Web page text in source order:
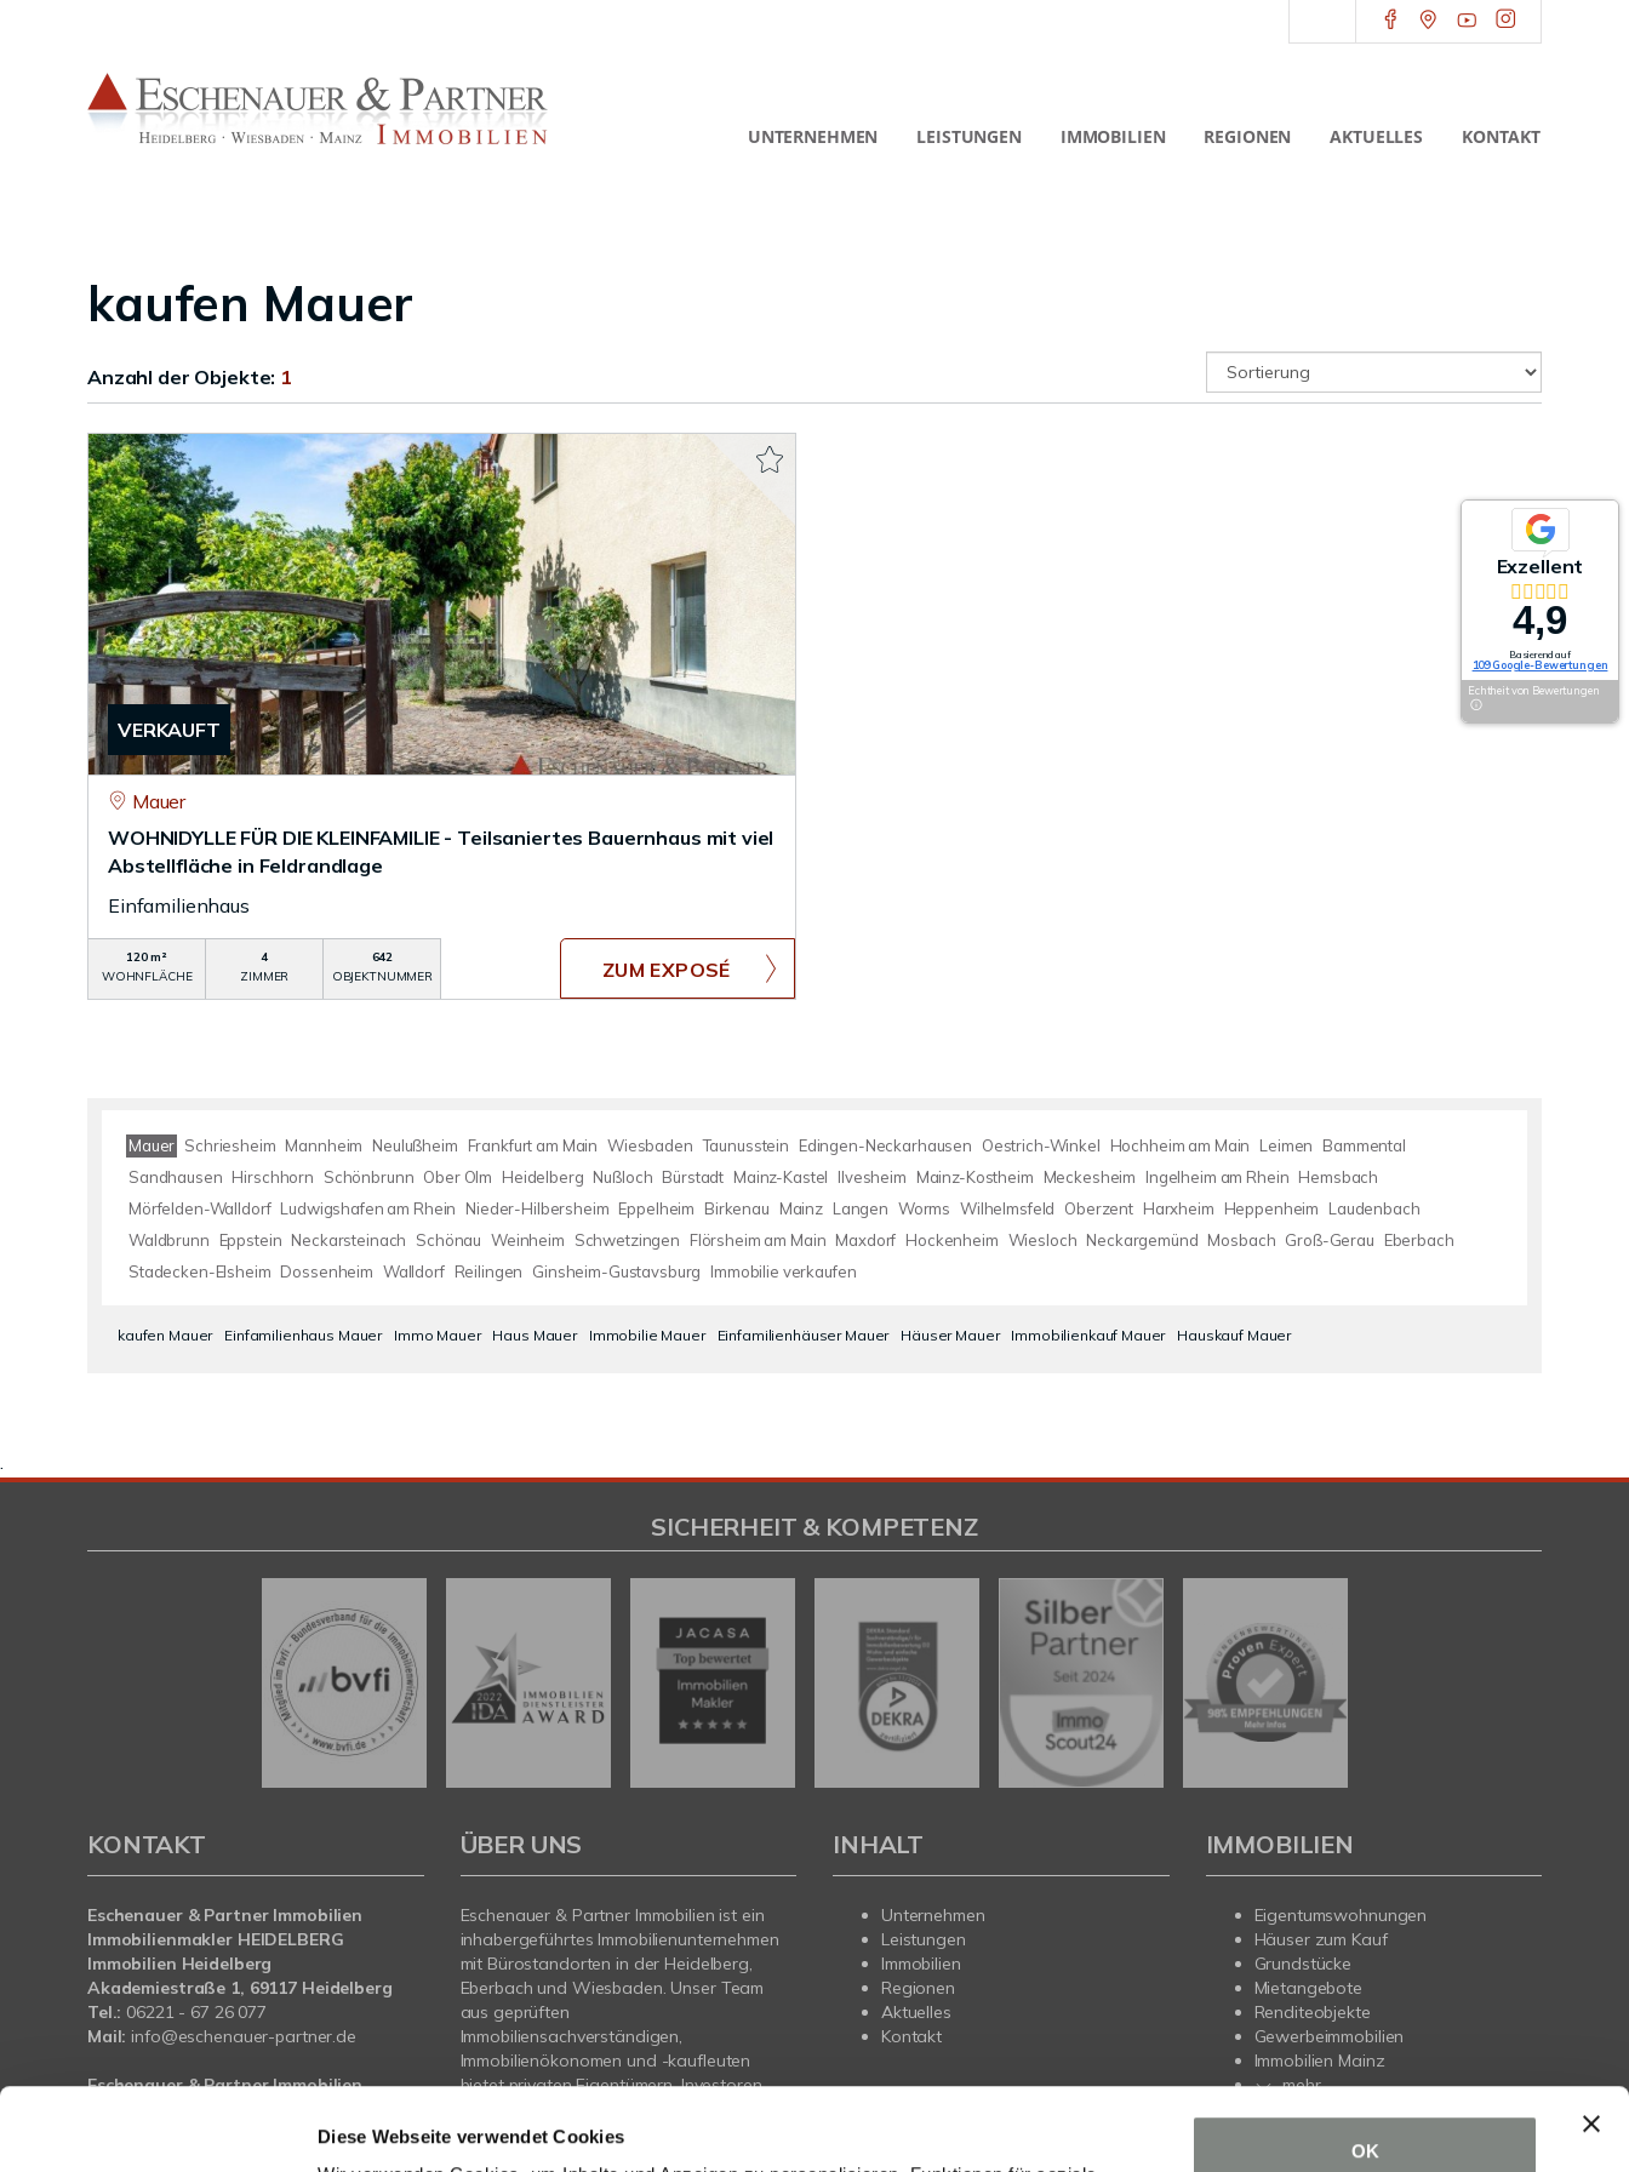
Diese Webseite verwendet Cookies
OK
UNTERNEHMEN LEISTUNGEN IMMOBILIEN REGIONEN AKTUELLES KONTAKT
kaufen Mauer
Anzahl der Objekte: 1
VERKAUFT
Mauer
WOHNIDYLLE FÜR DIE KLEINFAMILIE - Teilsaniertes Bauernhaus mit viel
Abstellfläche in Feldrandlage
Einfamilienhaus
120 m²
WOHNFLÄCHE
4
ZIMMER
642
OBJEKTNUMMER
ZUM EXPOSÉ
Mauer Schriesheim Mannheim Neulußheim Frankfurt am Main Wiesbaden Taunusstein Edingen-Neckarhausen Oestrich-Winkel Hochheim am Main Leimen
Bammental
Sandhausen Hirschhorn Schönbrunn Ober Olm Heidelberg Nußloch Bürstadt Mainz-Kastel Ilvesheim Mainz-Kostheim Meckesheim Ingelheim am Rhein Hemsbach
Mörfelden-Walldorf Ludwigshafen am Rhein Nieder-Hilbersheim Eppelheim Birkenau Mainz Langen Worms Wilhelmsfeld Oberzent Harxheim Heppenheim
Laudenbach
Waldbrunn
Eppstein Neckarsteinach Schönau Weinheim Schwetzingen Flörsheim am Main Maxdorf Hockenheim Wiesloch Neckargemünd Mosbach Groß-Gerau
Eberbach
Stadecken-Elsheim Dossenheim Walldorf Reilingen Ginsheim-Gustavsburg Immobilie verkaufen
kaufen Mauer Einfamilienhaus Mauer Immo Mauer Haus Mauer Immobilie Mauer Einfamilienhäuser Mauer Häuser Mauer Immobilienkauf Mauer Hauskauf Mauer
Exzellent
4,9
Basierend auf
109 Google-Bewertungen
Echtheit von Bewertungen
.
SICHERHEIT & KOMPETENZ
KONTAKT
Eschenauer & Partner Immobilien
Immobilienmakler HEIDELBERG
Immobilien Heidelberg
Akademiestraße 1, 69117 Heidelberg
Tel.: 06221 - 67 26 077
Mail: info@eschenauer-partner.de
Eschenauer & Partner Immobilien
ÜBER UNS
Eschenauer & Partner Immobilien ist ein
inhabergeführtes Immobilienunternehmen
mit Bürostandorten in der Heidelberg,
Eberbach und Wiesbaden. Unser Team
aus geprüften
Immobiliensachverständigen,
Immobilienökonomen und -kaufleuten
bietet privaten Eigentümern, Investoren
Unterstützung beim Verkauf, der
INHALT
Unternehmen
Leistungen
Immobilien
Regionen
Aktuelles
Kontakt
IMMOBILIEN
Eigentumswohnungen
Häuser zum Kauf
Grundstücke
Mietangebote
Renditeobjekte
Gewerbeimmobilien
Immobilien Mainz
mehr